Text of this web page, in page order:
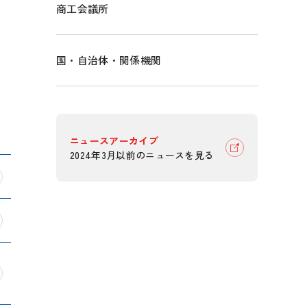
商工会議所
国・自治体・関係機関
ニュースアーカイブ
2024年3月以前のニュースを見る